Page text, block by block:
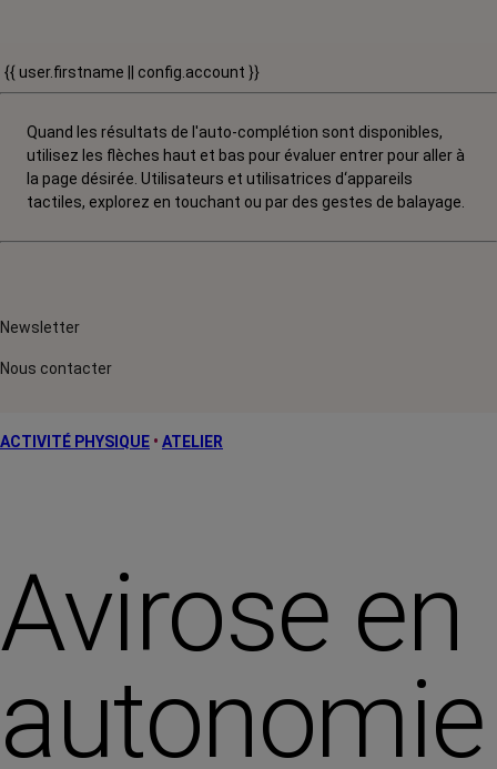
{{ user.firstname || config.account }}
Quand les résultats de l'auto-complétion sont disponibles,
utilisez les flèches haut et bas pour évaluer entrer pour aller à
la page désirée. Utilisateurs et utilisatrices d‘appareils
tactiles, explorez en touchant ou par des gestes de balayage.
Newsletter
Nous contacter
ACTIVITÉ PHYSIQUE • ATELIER
Avirose en
autonomie